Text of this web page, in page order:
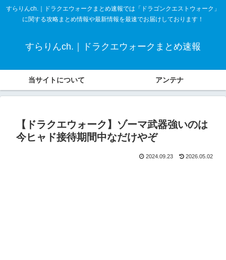
すらりんch.｜ドラクエウォークまとめ速報では「ドラゴンクエストウォーク」
に関する攻略まとめ情報や最新情報を最速でお届けしております！
すらりんch.｜ドラクエウォークまとめ速報
当サイトについて アンテナ
【ドラクエウォーク】ゾーマ武器強いのは
今ヒャド接待期間中なだけやぞ
2024.09.23 2026.05.02